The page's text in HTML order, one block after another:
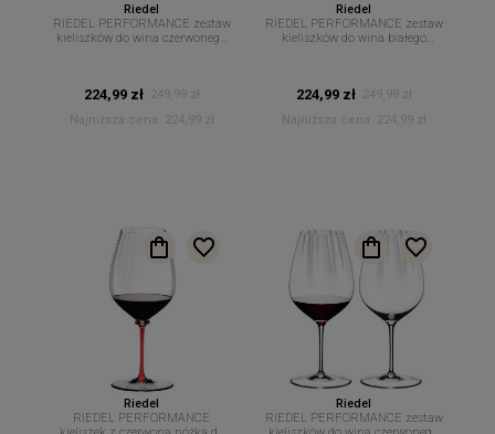
Riedel
RIEDEL PERFORMANCE zestaw
kieliszków do wina czerwonego
224,99 zł 249,99 zł
Najniższa cena:
224,99 zł
Riedel
RIEDEL PERFORMANCE zestaw
kieliszków do wina białego
224,99 zł 249,99 zł
Najniższa cena:
224,99 zł
Riedel
RIEDEL PERFORMANCE
Riedel
RIEDEL PERFORMANCE zestaw